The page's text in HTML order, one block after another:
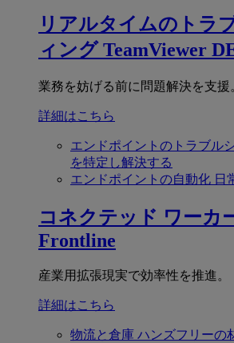
リアルタイムのトラ
ィング TeamViewer
業務を妨げる前に問題解決を支援
詳細はこちら
エンドポイントのトラブル
を特定し解決する
エンドポイントの自動化 日
コネクテッド ワーカ
Frontline
産業用拡張現実で効率性を推進。
詳細はこちら
物流と倉庫 ハンズフリーの